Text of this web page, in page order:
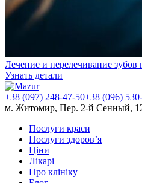
Лечение и перелечивание
Узнать детали
+38 (097) 248-47-50+38 (096)
м. Житомир, Пер. 2-й Сенный,
Послуги краси
Послуги здоров’я
Ціни
Лікарі
Про клініку